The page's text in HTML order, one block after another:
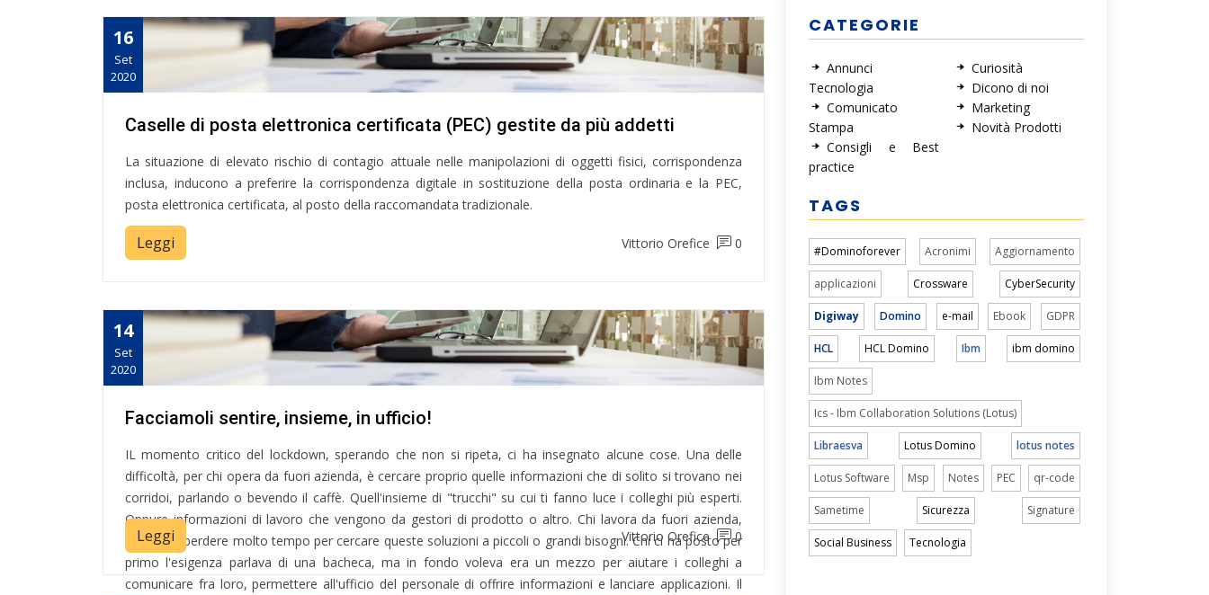
16
Set
2020
Caselle di posta elettronica certificata (PEC) gestite da più addetti
La situazione di elevato rischio di contagio attuale nelle manipolazioni di oggetti fisici, corrispondenza
inclusa, inducono a preferire la corrispondenza digitale in sostituzione della posta ordinaria e la PEC,
posta elettronica certificata, al posto della raccomandata tradizionale.
Leggi Vittorio Orefice 0
14
Set
2020
Facciamoli sentire, insieme, in ufficio!
IL momento critico del lockdown, sperando che non si ripeta, ci ha insegnato alcune cose. Una delle
difficoltà, per chi opera da fuori azienda, è cercare proprio quelle informazioni che di solito si trovano nei
corridoi, parlando o bevendo il caffè. Quell'insieme di "trucchi" su cui ti fanno luce i colleghi più esperti.
Oppure informazioni di lavoro che vengono da gestori di prodotto o altro. Chi lavora da fuori azienda,
oggi, può perdere molto tempo per cercare queste soluzioni a piccoli o grandi bisogni. Chi ci ha posto per
primo l'esigenza parlava di una bacheca, ma in fondo voleva era un mezzo per aiutare i colleghi a
comunicare fra loro, permettere all'ufficio del personale di offrire informazioni e lanciare applicazioni. Il
Leggi Vittorio Orefice 0
CATEGORIE
Annunci
Tecnologia
Comunicato
Stampa
Consigli e Best
practice
Curiosità
Dicono di noi
Marketing
Novità Prodotti
TAGS
#Dominoforever Acronimi Aggiornamento
applicazioni Crossware CyberSecurity
Digiway Domino e-mail Ebook GDPR
HCL HCL Domino Ibm ibm domino
Ibm Notes
Ics - Ibm Collaboration Solutions (Lotus)
Libraesva Lotus Domino lotus notes
Lotus Software Msp Notes PEC qr-code
Sametime Sicurezza Signature
Social Business Tecnologia